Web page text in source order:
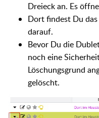
Dreieck an. Es
Dort findest Du
darauf.
Bevor Du die
noch eine
Löschungsgrund
gelöscht.